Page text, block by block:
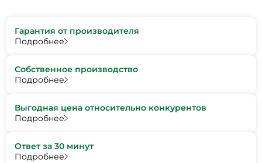
Гарантия от производителя
Подробнее
Собственное производство
Подробнее
Выгодная цена относительно конкурентов
Подробнее
Ответ за 30 минут
Подробнее